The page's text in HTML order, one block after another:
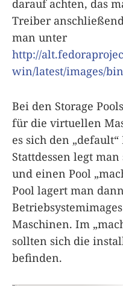
darauf achten, das
Treiber
man unter
http://
win/latest/images/
Bei den Storage
für die virtuellen
es sich den
Stattdessen legt
und einen Pool
Pool lagert man
Maschinen. Im
sollten sich die
befinden.